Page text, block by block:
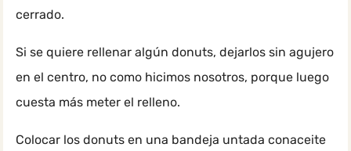
cerrado.
Si se quiere rellenar algún donuts, dejarlos sin agujero
en el centro, no como hicimos nosotros, porque luego
cuesta más meter el relleno.
Colocar los donuts en una bandeja untada conaceite